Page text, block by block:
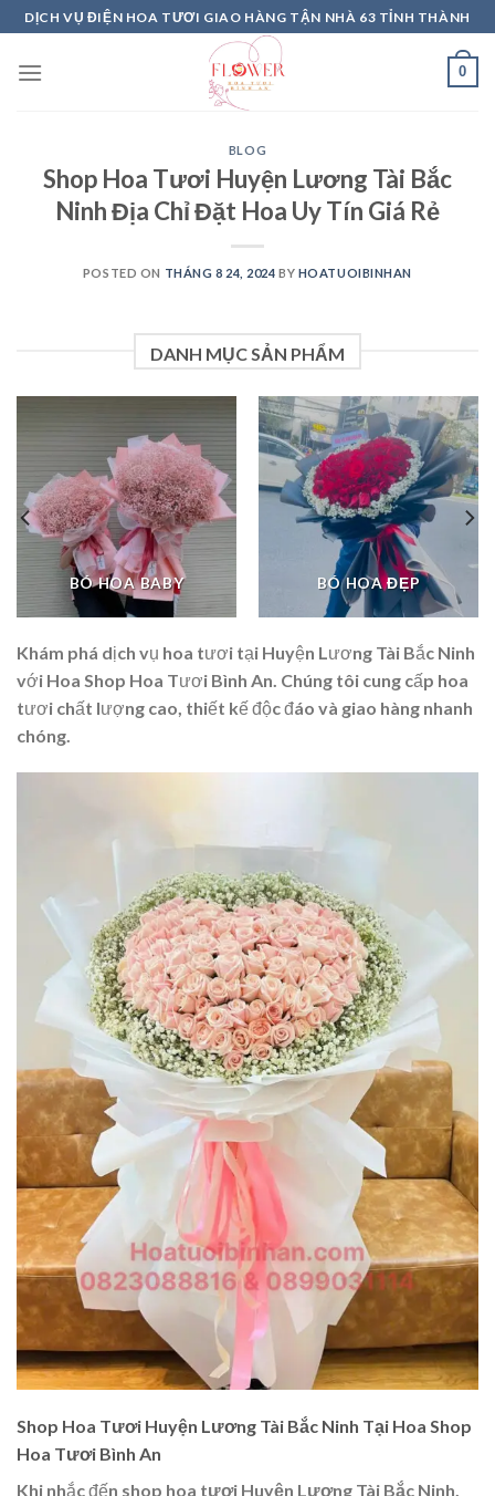
Skip
to
content
DỊCH VỤ ĐIỆN HOA TƯƠI GIAO HÀNG TẬN NHÀ 63 TỈNH THÀNH
0
BLOG
Shop Hoa Tươi Huyện Lương Tài Bắc
Ninh Địa Chỉ Đặt Hoa Uy Tín Giá Rẻ
POSTED ON THÁNG 8 24, 2024 BY HOATUOIBINHAN
DANH MỤC SẢN PHẨM
BÓ HOA BABY BÓ HOA ĐẸP
Khám phá dịch vụ hoa tươi tại Huyện Lương Tài Bắc Ninh
với Hoa Shop Hoa Tươi Bình An. Chúng tôi cung cấp hoa
tươi chất lượng cao, thiết kế độc đáo và giao hàng nhanh
chóng.
Shop Hoa Tươi Huyện Lương Tài Bắc Ninh Tại Hoa Shop
Hoa Tươi Bình An
Khi nhắc đến shop hoa tươi Huyện Lương Tài Bắc Ninh,